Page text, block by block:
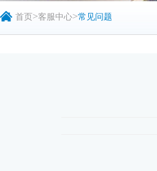
首页 >客服中心>常见问题